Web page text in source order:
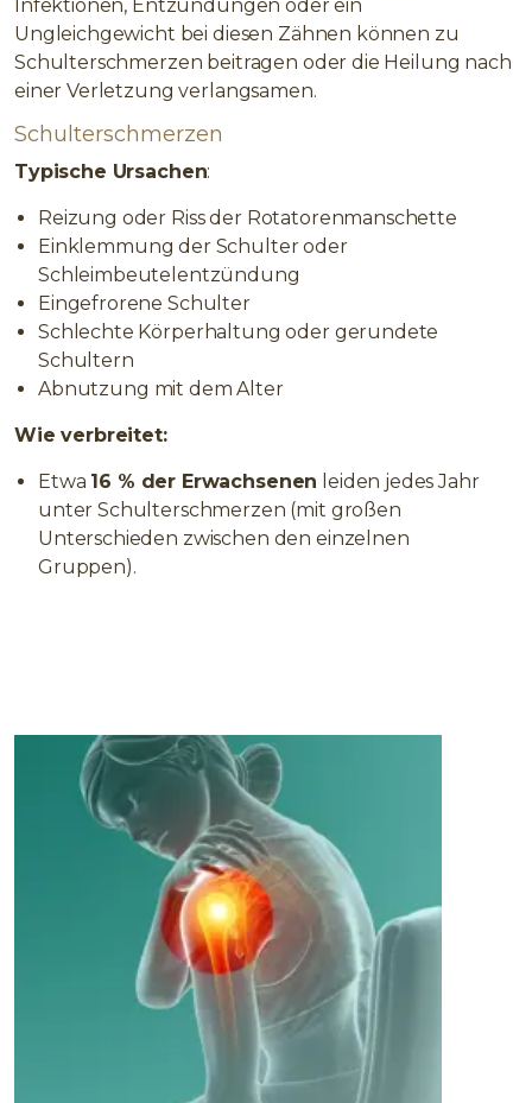
Infektionen, Entzündungen oder ein
Ungleichgewicht bei diesen Zähnen können zu
Schulterschmerzen beitragen oder die Heilung nach
einer Verletzung verlangsamen.
Schulterschmerzen
Typische Ursachen:
Reizung oder Riss der Rotatorenmanschette
Einklemmung der Schulter oder
Schleimbeutelentzündung
Eingefrorene Schulter
Schlechte Körperhaltung oder gerundete
Schultern
Abnutzung mit dem Alter
Wie verbreitet:
Etwa 16 % der Erwachsenen leiden jedes Jahr
unter Schulterschmerzen (mit großen
Unterschieden zwischen den einzelnen
Gruppen).